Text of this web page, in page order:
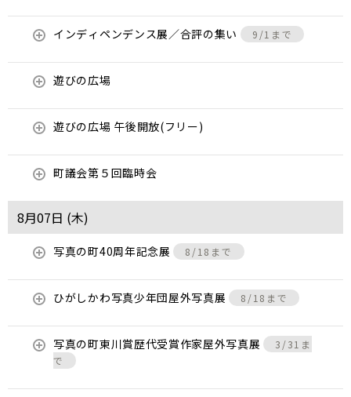
インディペンデンス展／合評の集い 9/1まで
遊びの広場
遊びの広場 午後開放(フリー)
町議会第５回臨時会
8月07日 (木)
写真の町40周年記念展 8/18まで
ひがしかわ写真少年団屋外写真展 8/18まで
写真の町東川賞歴代受賞作家屋外写真展
3/31ま
で